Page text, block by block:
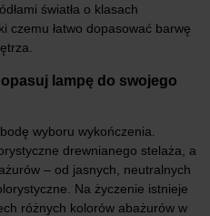
światła o klasach
czemu łatwo dopasować barwę
lampę do swojego
wyboru wykończenia.
drewnianego stelaża, a
– od jasnych, neutralnych
Na życzenie istnieje
różnych kolorów abażurów w